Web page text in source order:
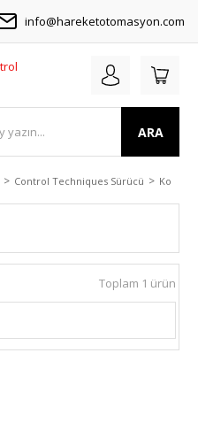
info@hareketotomasyon.com
ARA
Control Techniques Sürücü Kontrol
Toplam 1 ürün